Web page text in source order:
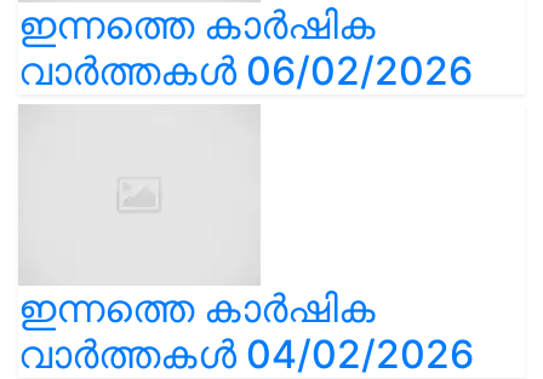
ഇന്നത്തെ കാർഷിക
വാർത്തകൾ 06/02/2026
ഇന്നത്തെ കാർഷിക
വാർത്തകൾ 04/02/2026